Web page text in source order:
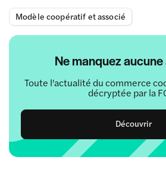
Modèle coopératif et associé
Ne manquez
Toute l'actualité du commerce
décryptée par la
Découvrir